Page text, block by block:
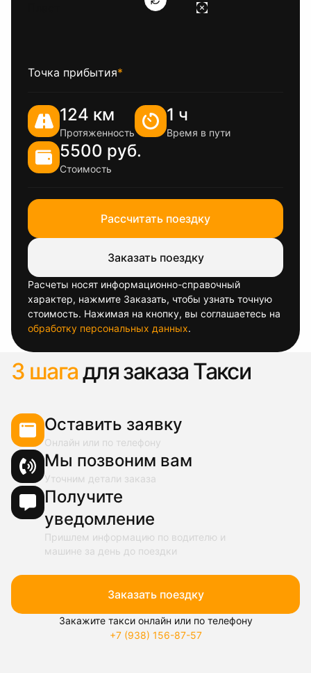
Точка прибытия*
124 км
Протяженность
1 ч
Время в пути
5500 руб.
Стоимость
Рассчитать поездку
Заказать поездку
Расчеты носят информационно-справочный
характер, нажмите Заказать, чтобы узнать точную
стоимость. Нажимая на кнопку, вы соглашаетесь на
обработку персональных данных.
3 шагадля заказа Такси
Оставить заявку
Онлайн или по телефону
Мы позвоним вам
Уточним детали заказа
Получите
уведомление
Пришлем информацию по водителю и
машине за день до поездки
Заказать поездку
Закажите такси онлайн или по телефону
+7 (938) 156-87-57